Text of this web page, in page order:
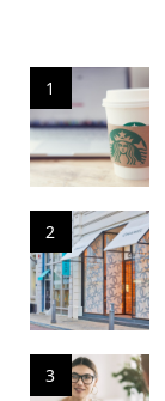
1
2
3